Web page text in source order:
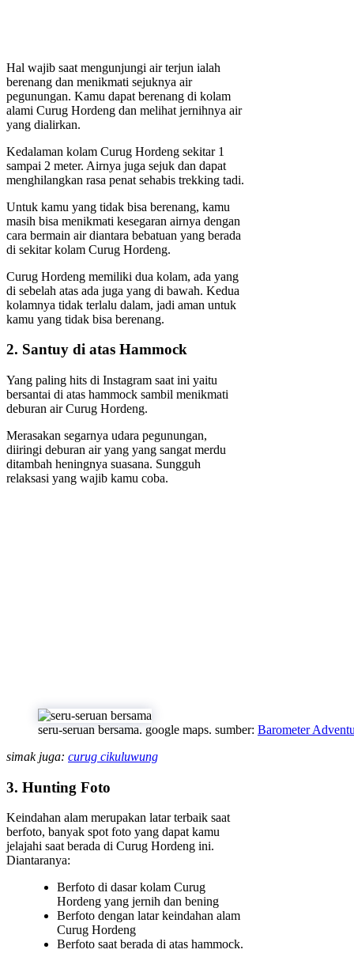
Hal wajib saat mengunjungi air terjun ialah
berenang dan menikmati sejuknya air
pegunungan. Kamu dapat berenang di kolam
alami Curug Hordeng dan melihat jernihnya air
yang dialirkan.
Kedalaman kolam Curug Hordeng sekitar 1
sampai 2 meter. Airnya juga sejuk dan dapat
menghilangkan rasa penat sehabis trekking tadi.
Untuk kamu yang tidak bisa berenang, kamu
masih bisa menikmati kesegaran airnya dengan
cara bermain air diantara bebatuan yang berada
di sekitar kolam Curug Hordeng.
Curug Hordeng memiliki dua kolam, ada yang
di sebelah atas ada juga yang di bawah. Kedua
kolamnya tidak terlalu dalam, jadi aman untuk
kamu yang tidak bisa berenang.
2. Santuy di atas Hammock
Yang paling hits di Instagram saat ini yaitu
bersantai di atas hammock sambil menikmati
deburan air Curug Hordeng.
Merasakan segarnya udara pegunungan,
diiringi deburan air yang yang sangat merdu
ditambah heningnya suasana. Sungguh
relaksasi yang wajib kamu coba.
seru-seruan bersama. google maps. sumber: Barometer
simak juga: curug cikuluwung
3. Hunting Foto
Keindahan alam merupakan latar terbaik saat
berfoto, banyak spot foto yang dapat kamu
jelajahi saat berada di Curug Hordeng ini.
Diantaranya:
Berfoto di dasar kolam Curug
Hordeng yang jernih dan bening
Berfoto dengan latar keindahan alam
Curug Hordeng
Berfoto saat berada di atas hammock.